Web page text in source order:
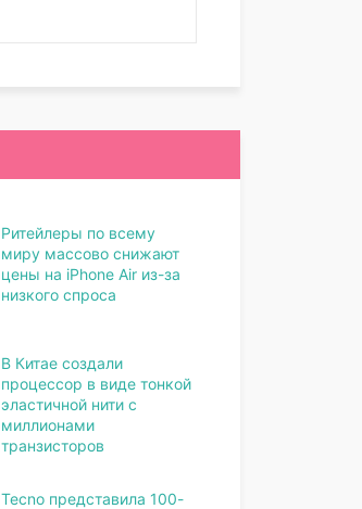
Ритейлеры по всему
миру массово снижают
цены на iPhone Air из-за
низкого спроса
В Китае создали
процессор в виде тонкой
эластичной нити с
миллионами
транзисторов
Tecno представила 100-